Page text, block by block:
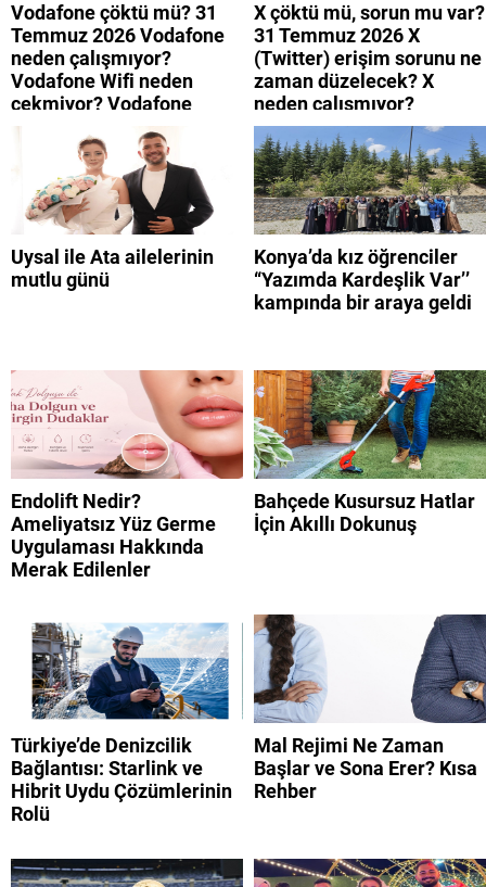
Vodafone çöktü mü? 31
Temmuz 2026 Vodafone
neden çalışmıyor?
Vodafone Wifi neden
çekmiyor? Vodafone
mobil uygulamaya neden
giremiyorum?
X çöktü mü, sorun mu var?
31 Temmuz 2026 X
(Twitter) erişim sorunu ne
zaman düzelecek? X
neden çalışmıyor?
Uysal ile Ata ailelerinin
mutlu günü
Konya’da kız öğrenciler
“Yazımda Kardeşlik Var’’
kampında bir araya geldi
Endolift Nedir?
Ameliyatsız Yüz Germe
Uygulaması Hakkında
Merak Edilenler
Bahçede Kusursuz Hatlar
İçin Akıllı Dokunuş
Türkiye’de Denizcilik
Bağlantısı: Starlink ve
Hibrit Uydu Çözümlerinin
Rolü
Mal Rejimi Ne Zaman
Başlar ve Sona Erer? Kısa
Rehber